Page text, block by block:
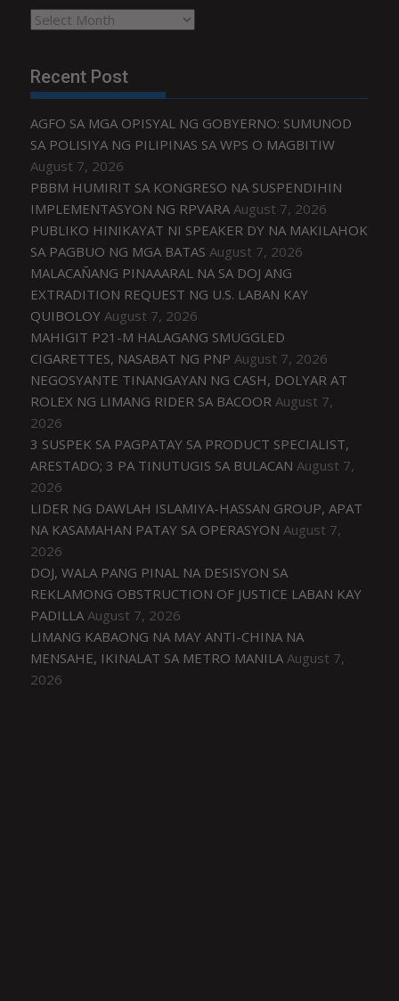
Archives
Recent Post
AGFO SA MGA OPISYAL NG GOBYERNO: SUMUNOD
SA POLISIYA NG PILIPINAS SA WPS O MAGBITIW
August 7, 2026
PBBM HUMIRIT SA KONGRESO NA SUSPENDIHIN
IMPLEMENTASYON NG RPVARA August 7, 2026
PUBLIKO HINIKAYAT NI SPEAKER DY NA MAKILAHOK
SA PAGBUO NG MGA BATAS August 7, 2026
MALACAÑANG PINAAARAL NA SA DOJ ANG
EXTRADITION REQUEST NG U.S. LABAN KAY
QUIBOLOY August 7, 2026
MAHIGIT P21-M HALAGANG SMUGGLED
CIGARETTES, NASABAT NG PNP August 7, 2026
NEGOSYANTE TINANGAYAN NG CASH, DOLYAR AT
ROLEX NG LIMANG RIDER SA BACOOR August 7,
2026
3 SUSPEK SA PAGPATAY SA PRODUCT SPECIALIST,
ARESTADO; 3 PA TINUTUGIS SA BULACAN August 7,
2026
LIDER NG DAWLAH ISLAMIYA-HASSAN GROUP, APAT
NA KASAMAHAN PATAY SA OPERASYON August 7,
2026
DOJ, WALA PANG PINAL NA DESISYON SA
REKLAMONG OBSTRUCTION OF JUSTICE LABAN KAY
PADILLA August 7, 2026
LIMANG KABAONG NA MAY ANTI-CHINA NA
MENSAHE, IKINALAT SA METRO MANILA August 7,
2026